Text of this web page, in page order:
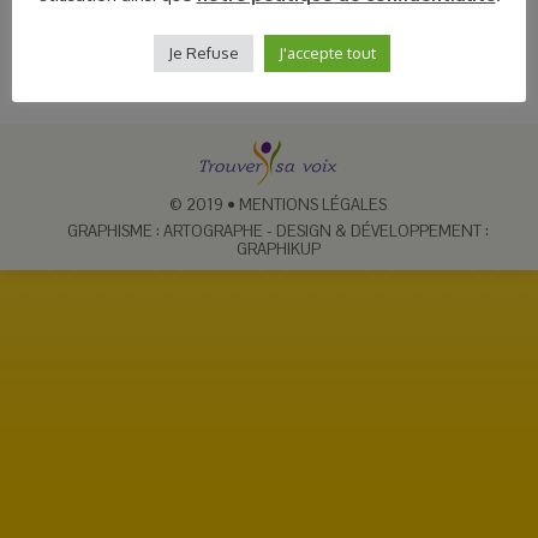
© 2019 • MENTIONS LÉGALES
GRAPHISME : ARTOGRAPHE - DESIGN & DÉVELOPPEMENT :
GRAPHIKUP
Je Refuse J'accepte tout